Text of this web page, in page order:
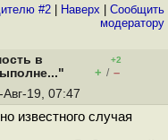
#2 Наверх
Cообщить
модератору
в
+2
+ / –
19, 07:47
известного случая